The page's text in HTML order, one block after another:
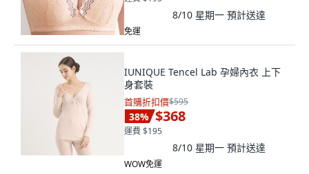
8/10 星期一 預計送達
免運
IUNIQUE Tencel Lab 孕婦內衣 上下
身套裝
首購折扣價$595
38% $368
運費 $195
8/10 星期一 預計送達
WOW免運